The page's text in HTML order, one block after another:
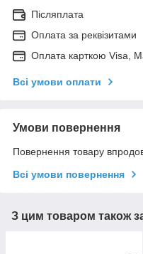
Післяплата
Оплата за реквізитами
Оплата карткою Visa,
Всі умови оплати
Умови повернення
Повернення товару
Всі умови повернення
З цим товаром також